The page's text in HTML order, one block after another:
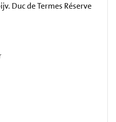
Duc de Termes Réserve